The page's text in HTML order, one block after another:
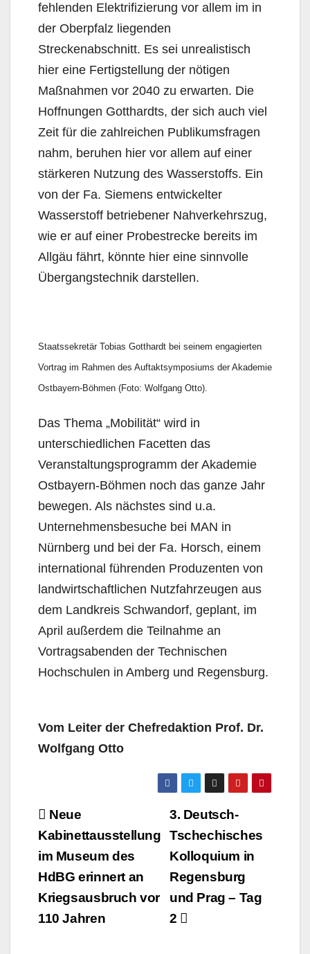
fehlenden Elektrifizierung vor allem im in
der Oberpfalz liegenden
Streckenabschnitt. Es sei unrealistisch
hier eine Fertigstellung der nötigen
Maßnahmen vor 2040 zu erwarten. Die
Hoffnungen Gotthardts, der sich auch viel
Zeit für die zahlreichen Publikumsfragen
nahm, beruhen hier vor allem auf einer
stärkeren Nutzung des Wasserstoffs. Ein
von der Fa. Siemens entwickelter
Wasserstoff betriebener Nahverkehrszug,
wie er auf einer Probestrecke bereits im
Allgäu fährt, könnte hier eine sinnvolle
Übergangstechnik darstellen.
Staatssekretär Tobias Gotthardt bei seinem engagierten
Vortrag im Rahmen des Auftaktsymposiums der Akademie
Ostbayern-Böhmen (Foto: Wolfgang Otto).
Das Thema „Mobilität“ wird in
unterschiedlichen Facetten das
Veranstaltungsprogramm der Akademie
Ostbayern-Böhmen noch das ganze Jahr
bewegen. Als nächstes sind u.a.
Unternehmensbesuche bei MAN in
Nürnberg und bei der Fa. Horsch, einem
international führenden Produzenten von
landwirtschaftlichen Nutzfahrzeugen aus
dem Landkreis Schwandorf, geplant, im
April außerdem die Teilnahme an
Vortragsabenden der Technischen
Hochschulen in Amberg und Regensburg.
Vom Leiter der Chefredaktion Prof. Dr.
Wolfgang Otto
Beitragsnavigation
3. Deutsch-
Tschechisches
Kolloquium in
Regensburg
und Prag – Tag
2
Neue
Kabinettausstellung
im Museum des
HdBG erinnert an
Kriegsausbruch vor
110 Jahren